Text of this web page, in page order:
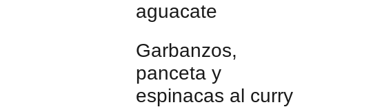
aguacate
Garbanzos,
panceta y
espinacas al curry